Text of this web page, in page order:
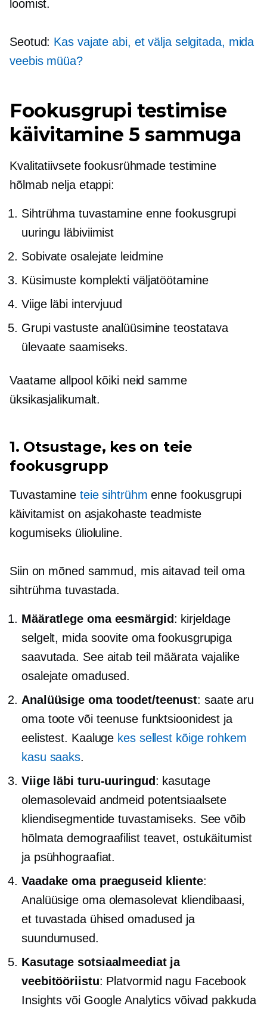
loomist.
Seotud: Kas vajate abi, et välja selgitada, mida
veebis müüa?
Fookusgrupi testimise
käivitamine 5 sammuga
Kvalitatiivsete fookusrühmade testimine
hõlmab nelja etappi:
Sihtrühma tuvastamine enne fookusgrupi
uuringu läbiviimist
Sobivate osalejate leidmine
Küsimuste komplekti väljatöötamine
Viige läbi intervjuud
Grupi vastuste analüüsimine teostatava
ülevaate saamiseks.
Vaatame allpool kõiki neid samme
üksikasjalikumalt.
1. Otsustage, kes on teie
fookusgrupp
Tuvastamine teie sihtrühm enne fookusgrupi
käivitamist on asjakohaste teadmiste
kogumiseks ülioluline.
Siin on mõned sammud, mis aitavad teil oma
sihtrühma tuvastada.
Määratlege oma eesmärgid: kirjeldage
selgelt, mida soovite oma fookusgrupiga
saavutada. See aitab teil määrata vajalike
osalejate omadused.
Analüüsige oma toodet/teenust: saate aru
oma toote või teenuse funktsioonidest ja
eelistest. Kaaluge kes sellest kõige rohkem
kasu saaks.
Viige läbi turu-uuringud: kasutage
olemasolevaid andmeid potentsiaalsete
kliendisegmentide tuvastamiseks. See võib
hõlmata demograafilist teavet, ostukäitumist
ja psühhograafiat.
Vaadake oma praeguseid kliente:
Analüüsige oma olemasolevat kliendibaasi,
et tuvastada ühised omadused ja
suundumused.
Kasutage sotsiaalmeediat ja
veebitööriistu: Platvormid nagu Facebook
Insights või Google Analytics võivad pakkuda